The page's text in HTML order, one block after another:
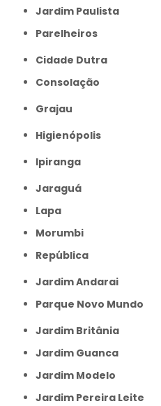
Jardim Paulista
Parelheiros
Cidade Dutra
Consolação
Grajau
Higienópolis
Ipiranga
Jaraguá
Lapa
Morumbi
República
Jardim Andarai
Parque Novo Mundo
Jardim Britânia
Jardim Guanca
Jardim Modelo
Jardim Pereira Leite